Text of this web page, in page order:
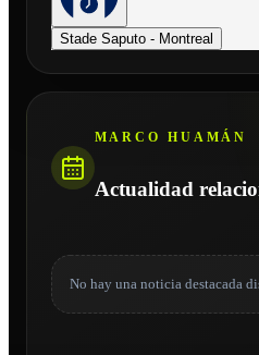
Stade Saputo - Montreal
MARCO HUAMÁN
Actualidad
No hay una noticia destacada